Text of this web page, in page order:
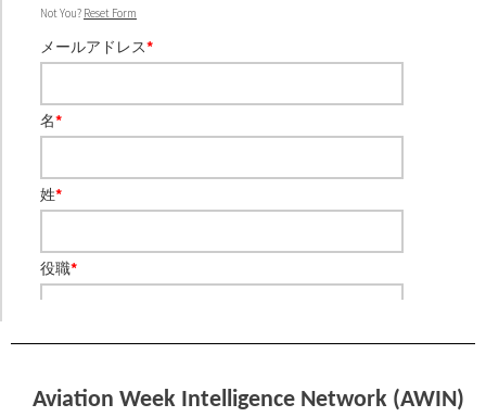
Not You? Reset Form
メールアドレス*
名*
姓*
役職*
会社名*
Aviation Week Intelligence Network (AWIN)